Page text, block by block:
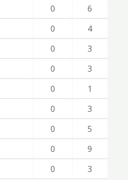
0
6
0
4
0
3
0
3
0
1
0
3
0
5
0
9
0
3